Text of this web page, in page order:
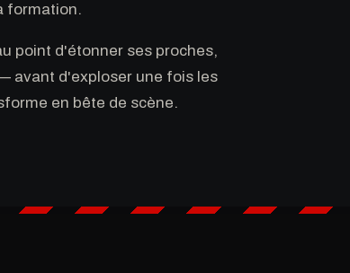
formation.
point d'étonner ses proches,
avant d'exploser une fois les
en bête de scène.